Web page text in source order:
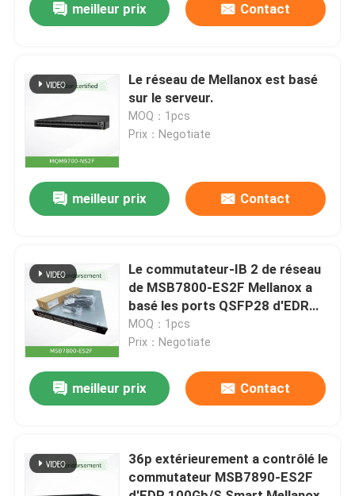
Produits
À propos de nous
Contrôle qualité
Nous contacter
Nouvelles
Demander un devis
meilleur prix Contact
Le réseau de Mellanox est basé
sur le serveur.
MOQ：1pcs
Prix：Negotiate
meilleur prix Contact
Le commutateur-IB 2 de réseau
de MSB7800-ES2F Mellanox a
basé les ports QSFP28 d'EDR
InfiniBand 1U 36
MOQ：1pcs
Prix：Negotiate
meilleur prix Contact
36p extérieurement a contrôlé le
commutateur MSB7890-ES2F